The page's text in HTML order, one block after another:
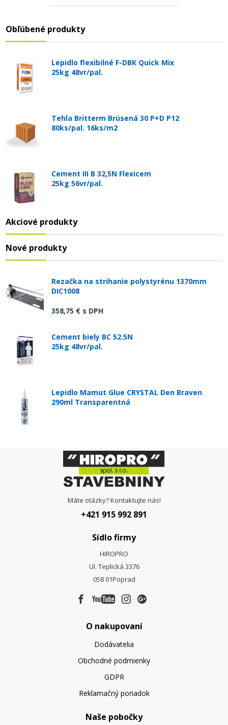
Obľúbené produkty
Lepidlo flexibilné F-DBK Quick Mix
25kg 48vr/pal.
Tehla Britterm Brúsená 30 P+D P12
80ks/pal. 16ks/m2
Cement III B 32,5N Flexicem
25kg 56vr/pal.
Akciové produkty
Nové produkty
Rezačka na strihanie polystyrénu 1370mm
DIC1008
358,75 € s DPH
Cement biely BC 52.5N
25kg 48vr/pal.
Lepidlo Mamut Glue CRYSTAL Den Braven
290ml Transparentná
Máte otázky? Kontaktujte nás!
+421 915 992 891
Sídlo firmy
HIROPRO
Ul. Teplická 3376
058 01Poprad
O nakupovaní
Dodávatelia
Obchodné podmienky
GDPR
Reklamačný poriadok
Naše pobočky